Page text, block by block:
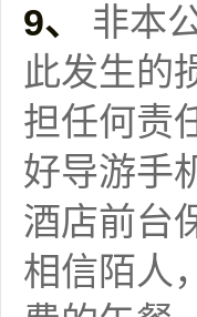
9、
非本
此发生的
担任何责
好导游手
酒店前台
相信陌人